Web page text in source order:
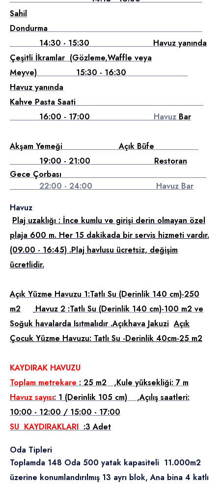
Sahil
Dondurma
14:30 - 15:30 Havuz yanında
Çeşitli İkramlar (Gözleme,Waffle veya
Meyve) 15:30 - 16:30
Havuz yanında
Kahve Pasta Saati
16:00 - 17:00 Havuz Bar
Akşam Yemeği Açık Büfe
19:00 - 21:00 Restoran
Gece Çorbası
22:00 - 24:00 Havuz Bar
Havuz
Plaj uzaklığı : İnce kumlu ve girişi derin olmayan özel
plaja 600 m. Her 15 dakikada bir servis hizmeti vardır.
(09.00 - 16:45) .Plaj havlusu ücretsiz, değişim
ücretlidir.
Açık Yüzme Havuzu 1:Tatlı Su (Derinlik 140 cm)-250
m2
Havuz 2 :Tatlı Su (Derinlik 140 cm)-100 m2 ve
Soğuk havalarda Isıtmalıdır .Açıkhava Jakuzi Açık
Çocuk Yüzme Havuzu: Tatlı Su -Derinlik 40cm-25 m2
KAYDIRAK HAVUZU
Toplam metrekare : 25 m2 ,Kule yüksekliği: 7 m
Havuz sayısı: 1 (Derinlik 105 cm) ,Açılış saatleri:
10:00 - 12:00 / 15:00 - 17:00
SU KAYDIRAKLARI :3 Adet
Oda Tipleri
Toplamda 148 Oda 500 yatak kapasiteli 11.000m2
üzerine konumlandırılmış 13 ayrı blok, Ana bina 4 katlı